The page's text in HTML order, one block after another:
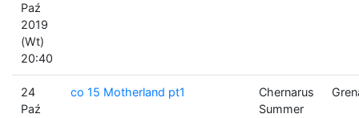
Paź
2019
(Wt)
20:40
24
Paź
co 15 Motherland pt1
Chernarus
Summer